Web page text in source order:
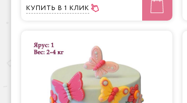
КУПИТЬ В 1 КЛИК